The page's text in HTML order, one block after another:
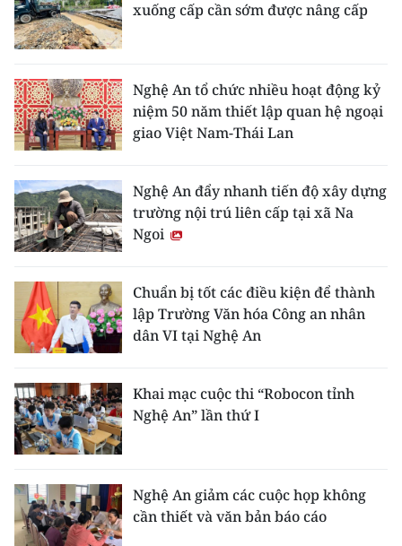
Media Kinh tế
Media Xã hội
Media Pháp luật
Media Du lịch
Media Thế giới
Media Giáo dục
Media Y tế
Media Khoa học - Công nghệ
Media Môi trường
Infographic
xuống cấp cần sớm được nâng cấp
Nghệ An tổ chức nhiều hoạt động kỷ
niệm 50 năm thiết lập quan hệ ngoại
giao Việt Nam-Thái Lan
Nghệ An đẩy nhanh tiến độ xây dựng
trường nội trú liên cấp tại xã Na
Ngoi
Chuẩn bị tốt các điều kiện để thành
lập Trường Văn hóa Công an nhân
dân VI tại Nghệ An
Khai mạc cuộc thi “Robocon tỉnh
Nghệ An” lần thứ I
Nghệ An giảm các cuộc họp không
cần thiết và văn bản báo cáo